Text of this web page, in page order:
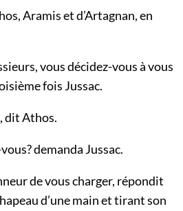
Aramis et d’Artagnan, en
vous décidez-vous à vous
fois Jussac.
dit Athos.
demanda Jussac.
de vous charger, répondit
d’une main et tirant son